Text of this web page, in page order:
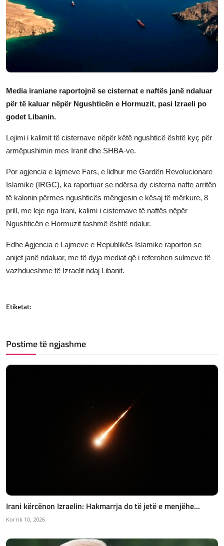
JETA
Gallery
Media iraniane raportojnë se cisternat e naftës janë ndaluar
për të kaluar nëpër Ngushticën e Hormuzit, pasi Izraeli po
godet Libanin.
Lejimi i kalimit të cisternave nëpër këtë ngushticë është kyç për
armëpushimin mes Iranit dhe SHBA-ve.
Por agjencia e lajmeve Fars, e lidhur me Gardën Revolucionare
Islamike (IRGC), ka raportuar se ndërsa dy cisterna nafte arritën
të kalonin përmes ngushticës mëngjesin e kësaj të mërkure, 8
prill, me leje nga Irani, kalimi i cisternave të naftës nëpër
Ngushticën e Hormuzit tashmë është ndalur.
Edhe Agjencia e Lajmeve e Republikës Islamike raporton se
anijet janë ndaluar, me të dyja mediat që i referohen sulmeve të
vazhdueshme të Izraelit ndaj Libanit.
Etiketat:
Postime të ngjashme
Irani kërcënon Izraelin: Hakmarrja do të jetë e menjëhe...
Korrik 10, 2026